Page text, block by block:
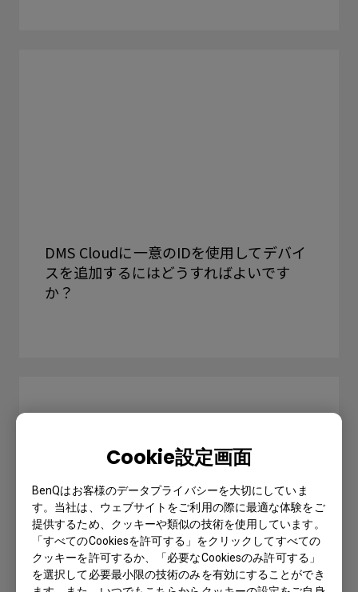
Cookie設定画面
BenQはお客様のデータプライバシーを大切にしていま
す。当社は、ウェブサイトをご利用の際に最適な体験をご
提供するため、クッキーや類似の技術を使用しています。
「すべてのCookiesを許可する」をクリックしてすべての
クッキーを許可するか、「必要なCookiesのみ許可する」
を選択して必要最小限の技術のみを有効にすることができ
DMS Cloudに一意のIDを使用してデバイ
スを追加するにはどうすればよいです
か？
DMS CloudのQRコードを使用してデバイ